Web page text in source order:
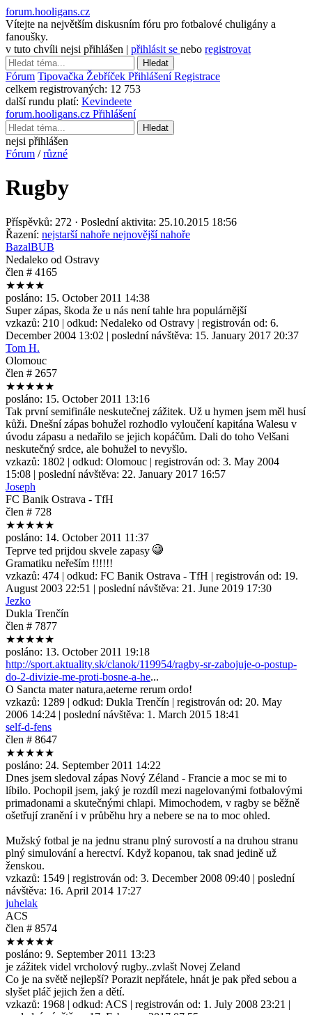
forum.hooligans.cz
Vítejte na největším diskusním fóru pro fotbalové chuligány a
fanoušky.
v tuto chvíli nejsi přihlášen | přihlásit se nebo registrovat
Hledat
Fórum Tipovačka Žebříček PřihlášeníRegistrace
celkem registrovaných: 12 753
další rundu platí: Kevindeete
forum.hooligans.cz Přihlášení
Hledat
nejsi přihlášen
Fórum /různé
Rugby
Příspěvků: 272 · Poslední aktivita: 25.10.2015 18:56
Řazení: nejstarší nahoře nejnovější nahoře
BazalBUB
Nedaleko od Ostravy
člen # 4165
★★★★
posláno: 15. October 2011 14:38
Super zápas, škoda že u nás není tahle hra populárnější
vzkazů: 210 | odkud: Nedaleko od Ostravy | registrován od: 6.
December 2004 13:02 | poslední návštěva: 15. January 2017 20:37
Tom H.
Olomouc
člen # 2657
★★★★★
posláno: 15. October 2011 13:16
Tak první semifinále neskutečnej zážitek. Už u hymen jsem měl husí
kůži. Dnešní zápas bohužel rozhodlo vyloučení kapitána Walesu v
úvodu zápasu a nedařilo se jejich kopáčům. Dali do toho Velšani
neskutečný srdce, ale bohužel to nevyšlo.
vzkazů: 1802 | odkud: Olomouc | registrován od: 3. May 2004
15:08 | poslední návštěva: 22. January 2017 16:57
Joseph
FC Banik Ostrava - TfH
člen # 728
★★★★★
posláno: 14. October 2011 11:37
Teprve ted prijdou skvele zapasy
Gramatiku neřeším !!!!!!
vzkazů: 474 | odkud: FC Banik Ostrava - TfH | registrován od: 19.
August 2003 22:51 | poslední návštěva: 21. June 2019 17:30
Jezko
Dukla Trenčín
člen # 7877
★★★★★
posláno: 13. October 2011 19:18
http://sport.aktuality.sk/clanok/119954/ragby-sr-zabojuje-o-postup-
do-2-divizie-me-proti-bosne-a-he...
O Sancta mater natura,aeterne rerum ordo!
vzkazů: 1289 | odkud: Dukla Trenčín | registrován od: 20. May
2006 14:24 | poslední návštěva: 1. March 2015 18:41
self-d-fens
člen # 8647
★★★★★
posláno: 24. September 2011 14:22
Dnes jsem sledoval zápas Nový Zéland - Francie a moc se mi to
líbilo. Pochopil jsem, jaký je rozdíl mezi nagelovanými fotbalovými
primadonami a skutečnými chlapi. Mimochodem, v ragby se běžně
ošetřují zranění i v průběhu hry a nebere se na to moc ohled.
Mužský fotbal je na jednu stranu plný surovostí a na druhou stranu
plný simulování a herectví. Když kopanou, tak snad jedině už
ženskou.
vzkazů: 1549 | registrován od: 3. December 2008 09:40 | poslední
návštěva: 16. April 2014 17:27
juhelak
ACS
člen # 8574
★★★★★
posláno: 9. September 2011 13:23
je zážitek videl vrcholový rugby..zvlašt Novej Zeland
Co je na světě nejlepší? Porazit nepřátele, hnát je pak před sebou a
slyšet pláč jejich žen a dětí.
vzkazů: 1968 | odkud: ACS | registrován od: 1. July 2008 23:21 |